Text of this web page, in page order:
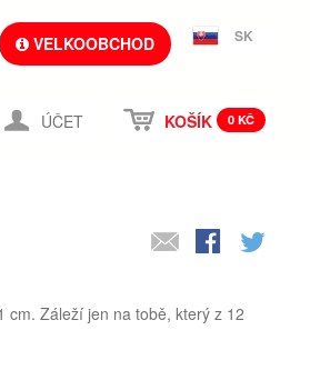
VELKOOBCHOD SK
ÚČET KOŠÍK 0 KČ
cm. Záleží jen na tobě, který z 12